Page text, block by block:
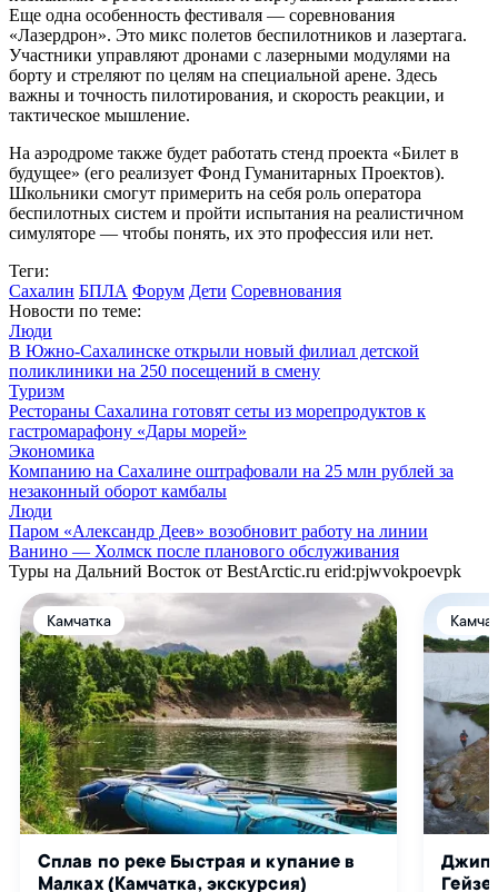
Еще одна особенность фестиваля — соревнования
«Лазердрон». Это микс полетов беспилотников и лазертага.
Участники управляют дронами с лазерными модулями на
борту и стреляют по целям на специальной арене. Здесь
важны и точность пилотирования, и скорость реакции, и
тактическое мышление.
На аэродроме также будет работать стенд проекта «Билет в
будущее» (его реализует Фонд Гуманитарных Проектов).
Школьники смогут примерить на себя роль оператора
беспилотных систем и пройти испытания на реалистичном
симуляторе — чтобы понять, их это профессия или нет.
Теги:
Сахалин БПЛА Форум Дети Соревнования
Новости по теме:
Люди
В Южно-Сахалинске открыли новый филиал детской
поликлиники на 250 посещений в смену
Туризм
Рестораны Сахалина готовят сеты из морепродуктов к
гастромарафону «Дары морей»
Экономика
Компанию на Сахалине оштрафовали на 25 млн рублей за
незаконный оборот камбалы
Люди
Паром «Александр Деев» возобновит работу на линии
Ванино — Холмск после планового обслуживания
Туры на Дальний Восток от BestArctic.ru erid:pjwvokpoevpk